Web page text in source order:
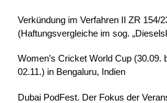
Verkündung im Verfahren II ZR 154/
(Haftungsvergleiche im sog.
Women’s Cricket World Cup (30.09.
02.11.) in Bengaluru, Indien
Dubai PodFest. Der Fokus der